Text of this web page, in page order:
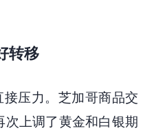
转移
压力。芝加哥商品交
上调了黄金和白银期